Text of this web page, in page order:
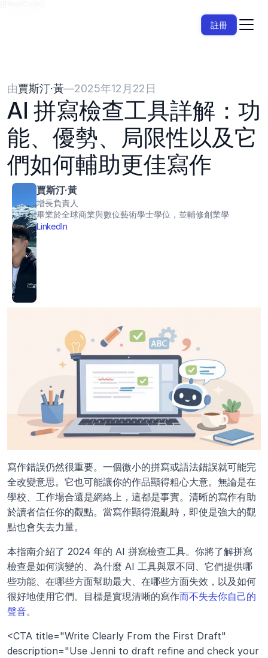
註冊
由賈斯汀·黃—2025年12月22日
AI 拼寫檢查工具詳解：功
能、優勢、局限性以及它
們如何輔助更佳寫作
賈斯汀·黃
增長負責人
畢業於全球商業與數位藝術學士學位，並輔修創業學
LinkedIn
寫作錯誤仍然很重要。一個微小的拼寫或語法錯誤就可能完
全改變意思。它也可能讓你的作品顯得粗心大意。無論是在
學校、工作場合還是網絡上，這都是事實。清晰的寫作有助
於讀者信任你的觀點。當寫作顯得混亂時，即使是強大的觀
點也會失去力量。
本指南介紹了 2024 年的 AI 拼寫檢查工具。你將了解拼寫
檢查是如何演變的、為什麼 AI 工具與眾不同、它們提供哪
些功能、在哪些方面幫助最大、在哪些方面失效，以及如何
很好地使用它們。目標是實現清晰的寫作而不失去你自己的
聲音。
<CTA title="Write Clearly From the First Draft"
description="Use Jenni to draft refine and check your